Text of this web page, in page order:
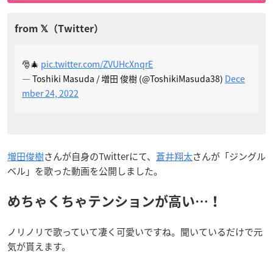
🎅🎄 pic.twitter.com/ZVUHcXnqrE
— Toshiki Masuda / 増田 俊樹 (@ToshikiMasuda38) Dece
mber 24, 2022
増田俊樹さんが自身のTwitterにて、 蒼井翔太さんが「ジングル
ベル」を歌った動画を公開しました。
めちゃくちゃテンションが高い…！
ノリノリで歌っていて凄く可愛いですね。聞いているだけで元
気が貰えます。